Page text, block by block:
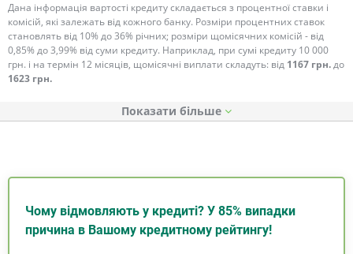
Дана інформація вартості кредиту складається з процентної ставки і
комісій, які залежать від кожного банку. Розміри процентних ставок
становлять від 10% до 36% річних; розміри щомісячних комісій - від
0,85% до 3,99% від суми кредиту. Наприклад, при сумі кредиту 10 000
грн. і на термін 12 місяців, щомісячні виплати складуть: від 1167 грн.до
1623 грн.
Показати
Чому відмовляють у кредиті? У 85% випадки
причина в Вашому кредитному рейтингу!